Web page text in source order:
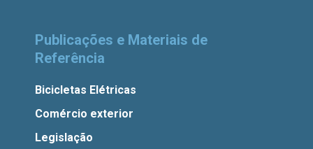
Publicações e Materiais de
Referência
Bicicletas Elétricas
Comércio exterior
Legislação